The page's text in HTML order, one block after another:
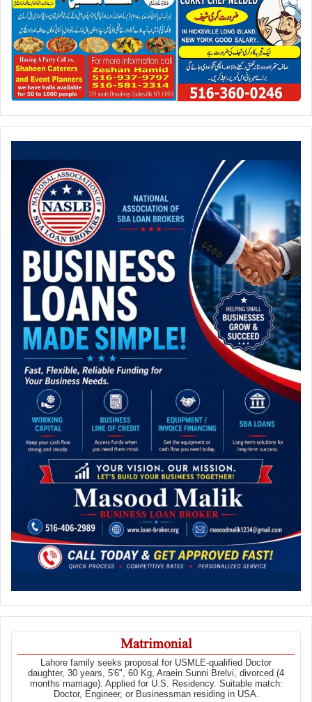
Matrimonial
Lahore family seeks proposal for USMLE-qualified Doctor
daughter, 30 years, 5'6", 60 Kg, Araein Sunni Brelvi, divorced (4
months marriage). Applied for U.S. Residency. Suitable match:
Doctor, Engineer, or Businessman residing in USA.